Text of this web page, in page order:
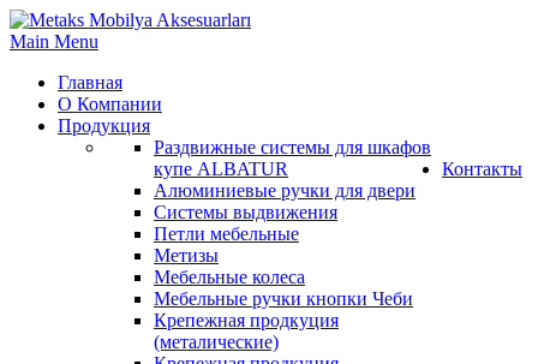
Main Menu
Главная
О Компании
Продукция
Раздвижные системы для шкафов
купе ALBATUR
Алюминиевые ручки для двери
Системы выдвижения
Петли мебельные
Метизы
Мебельные колеса
Мебельные ручки кнопки Чеби
Крепежная продкуция
(металические)
Контакты